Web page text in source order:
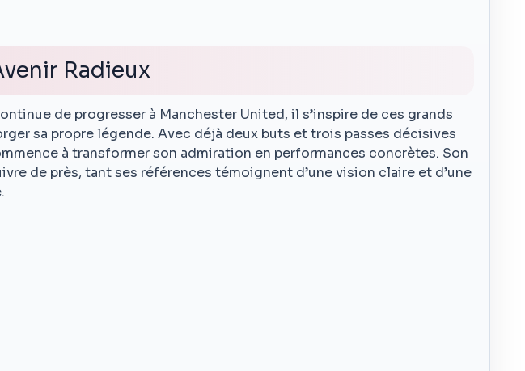
Radieux
de progresser à Manchester United, il s’inspire de ces grands
sa propre légende. Avec déjà deux buts et trois passes décisives
à transformer son admiration en performances concrètes. Son
de près, tant ses références témoignent d’une vision claire et d’une